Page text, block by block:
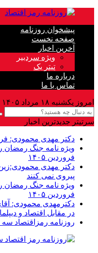
پیشخوان روزنامه
صفحه نخست
آخرین اخبار
ویژه سردبیر
تیتر یک
درباره ما
تماس با ما
امروز یکشنبه ۱۸ مرداد ۱۴۰۵
سرتیتر جدیدترین اخبار
دکتر مهدى محمودى:
فروردین ۱۴۰۵
دکتر مهدی
پیروى نمی کنند
فروردین ۱۴۰۵
دکترمهدى محمودى:
در مقابل اقتصاد و
روزنامه رمزاقتصاد سه شنبه ۲۶